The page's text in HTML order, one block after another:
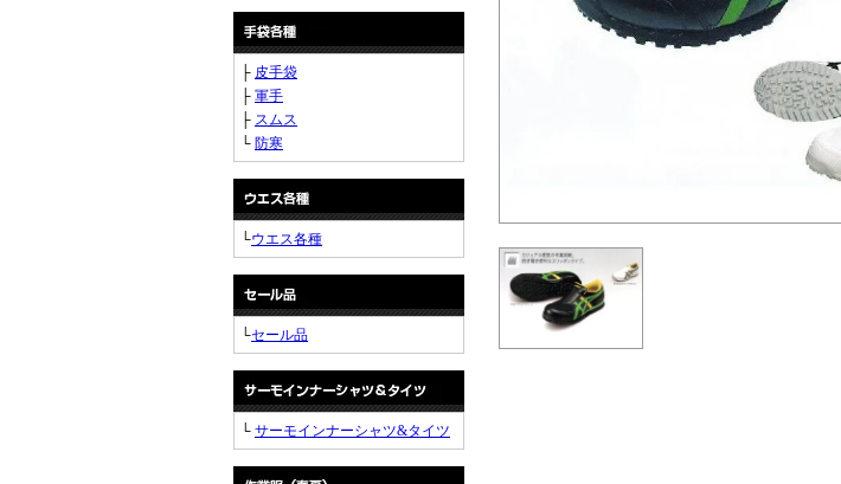
├ 皮手袋
├ 軍手
├ スムス
└ 防寒
└ウエス各種
└セール品
└ サーモインナーシャツ&タイツ